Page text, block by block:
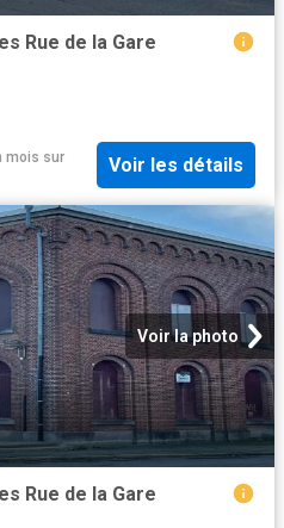
Rue de la Gare
mois sur
Voir les détails
Voir la photo
Rue de la Gare